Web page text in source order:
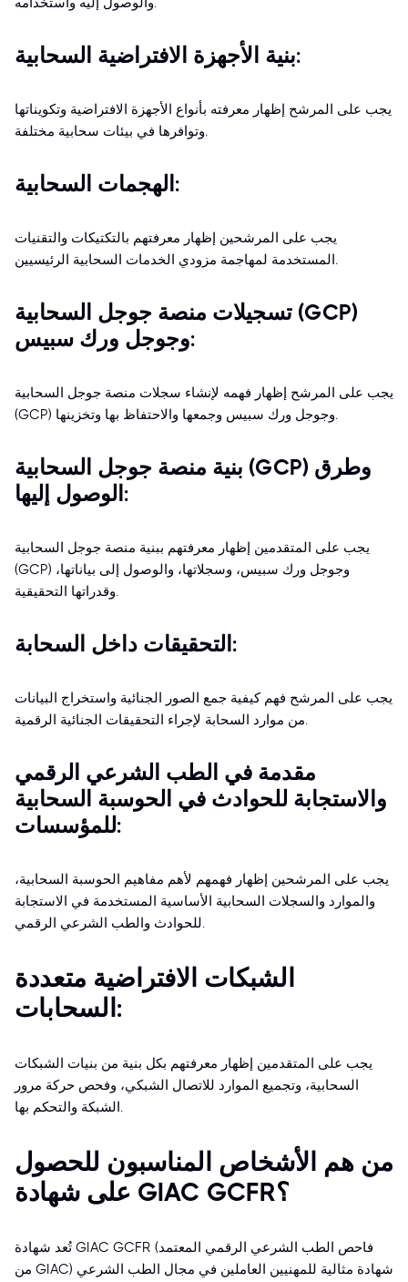
بنية الأجهزة الافتراضية السحابية:
يجب على المرشح إظهار معرفته بأنواع الأجهزة الافتراضية وتكويناتها
وتوافرها في بيئات سحابية مختلفة.
الهجمات السحابية:
يجب على المرشحين إظهار معرفتهم بالتكتيكات والتقنيات
المستخدمة لمهاجمة مزودي الخدمات السحابية الرئيسيين.
تسجيلات منصة جوجل السحابية (GCP)
وجوجل ورك سبيس:
يجب على المرشح إظهار فهمه لإنشاء سجلات منصة جوجل السحابية
(GCP) وجوجل ورك سبيس وجمعها والاحتفاظ بها وتخزينها.
بنية منصة جوجل السحابية (GCP) وطرق
الوصول إليها:
يجب على المتقدمين إظهار معرفتهم ببنية منصة جوجل السحابية
(GCP) وجوجل ورك سبيس، وسجلاتها، والوصول إلى بياناتها،
وقدراتها التحقيقية.
التحقيقات داخل السحابة:
يجب على المرشح فهم كيفية جمع الصور الجنائية واستخراج البيانات
من موارد السحابة لإجراء التحقيقات الجنائية الرقمية.
مقدمة في الطب الشرعي الرقمي
والاستجابة للحوادث في الحوسبة السحابية
للمؤسسات:
يجب على المرشحين إظهار فهمهم لأهم مفاهيم الحوسبة السحابية،
والموارد والسجلات السحابية الأساسية المستخدمة في الاستجابة
للحوادث والطب الشرعي الرقمي.
الشبكات الافتراضية متعددة
السحابات:
يجب على المتقدمين إظهار معرفتهم بكل بنية من بنيات الشبكات
السحابية، وتجميع الموارد للاتصال الشبكي، وفحص حركة مرور
الشبكة والتحكم بها.
من هم الأشخاص المناسبون للحصول
على شهادة GIAC GCFR؟
تُعد شهادة GIAC GCFR (فاحص الطب الشرعي الرقمي المعتمد
من GIAC) شهادة مثالية للمهنيين العاملين في مجال الطب الشرعي